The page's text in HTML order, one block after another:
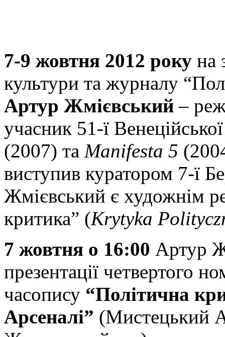
7-9 жовтня 2012 року на
культури та журналу
Артур Жмієвський –
учасник 51-ї
(2007) та Manifesta 5
виступив куратором 7-ї
Жмієвський є художнім
критика” (Krytyka
7 жовтня о 16:00 Артур
презентації четвертого
часопису “Політична
Арсеналі” (Мистецький